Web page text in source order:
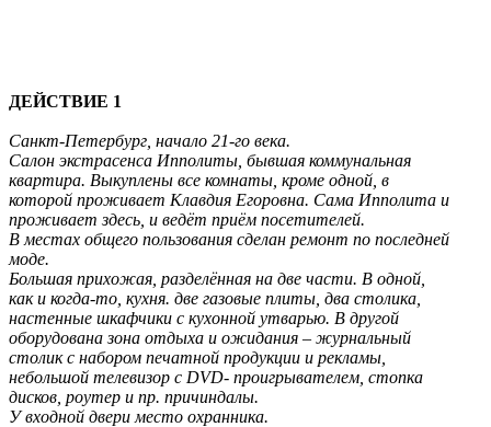
ДЕЙСТВИЕ 1
Санкт-Петербург, начало 21-го века.
Салон экстрасенса Ипполиты, бывшая коммунальная
квартира. Выкуплены все комнаты, кроме одной, в
которой проживает Клавдия Егоровна. Сама Ипполита и
проживает здесь, и ведёт приём посетителей.
В местах общего пользования сделан ремонт по последней
моде.
Большая прихожая, разделённая на две части. В одной,
как и когда-то, кухня. две газовые плиты, два столика,
настенные шкафчики с кухонной утварью. В другой
оборудована зона отдыха и ожидания – журнальный
столик с набором печатной продукции и рекламы,
небольшой телевизор с DVD- проигрывателем, стопка
дисков, роутер и пр. причиндалы.
У входной двери место охранника.